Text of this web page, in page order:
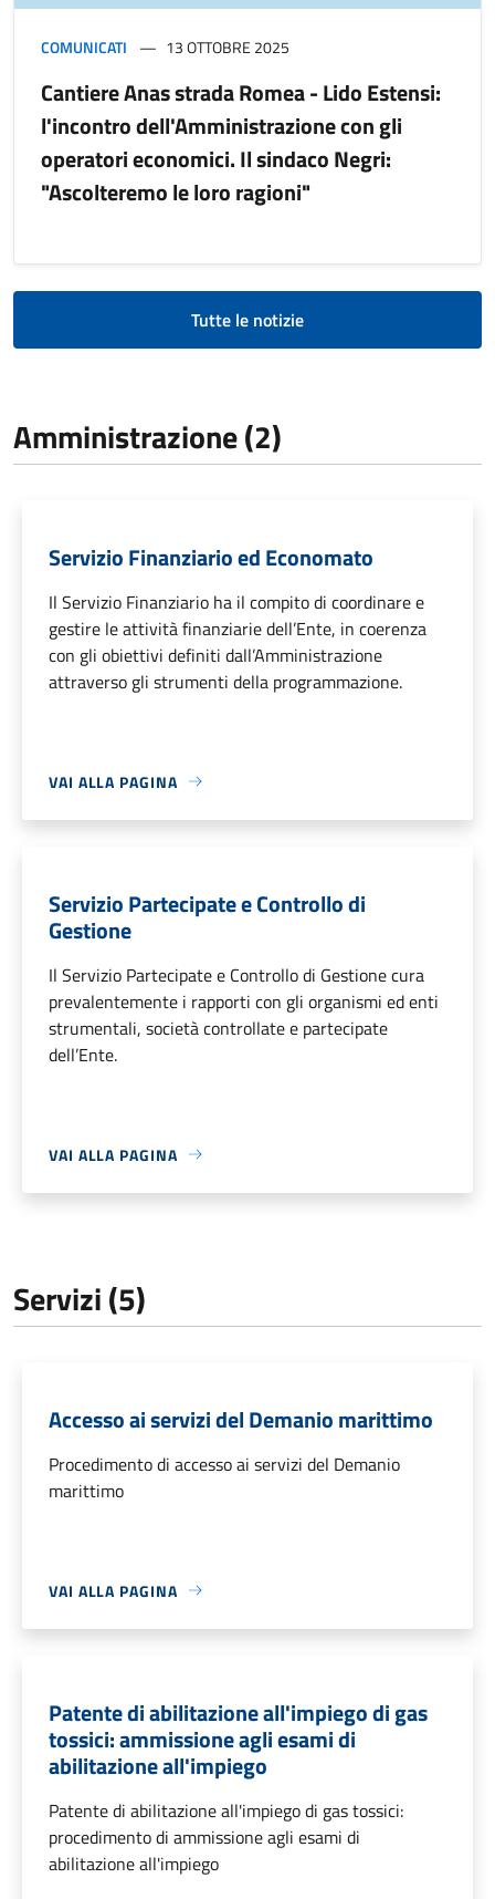
COMUNICATI 13 OTTOBRE 2025
Cantiere Anas strada Romea - Lido Estensi:
l'incontro dell'Amministrazione con gli
operatori economici. Il sindaco Negri:
"Ascolteremo le loro ragioni"
Tutte le notizie
Amministrazione (2)
Servizio Finanziario ed Economato
Il Servizio Finanziario ha il compito di coordinare e
gestire le attività finanziarie dell’Ente, in coerenza
con gli obiettivi definiti dall’Amministrazione
attraverso gli strumenti della programmazione.
VAI ALLA PAGINA
Servizio Partecipate e Controllo di
Gestione
Il Servizio Partecipate e Controllo di Gestione cura
prevalentemente i rapporti con gli organismi ed enti
strumentali, società controllate e partecipate
dell’Ente.
VAI ALLA PAGINA
Servizi (5)
Accesso ai servizi del Demanio marittimo
Procedimento di accesso ai servizi del Demanio
marittimo
VAI ALLA PAGINA
Patente di abilitazione all'impiego di gas
tossici: ammissione agli esami di
abilitazione all'impiego
Patente di abilitazione all'impiego di gas tossici:
procedimento di ammissione agli esami di
abilitazione all'impiego